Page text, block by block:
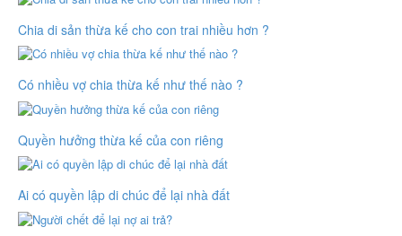
Chia di sản thừa kế cho con trai nhiều hơn ?
Có nhiều vợ chia thừa kế như thế nào ?
Quyền hưởng thừa kế của con riêng
Ai có quyền lập di chúc để lại nhà đất